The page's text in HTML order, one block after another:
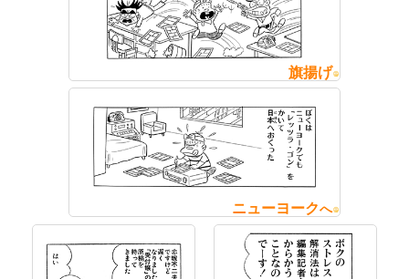
旗揚げ
ニューヨークへ